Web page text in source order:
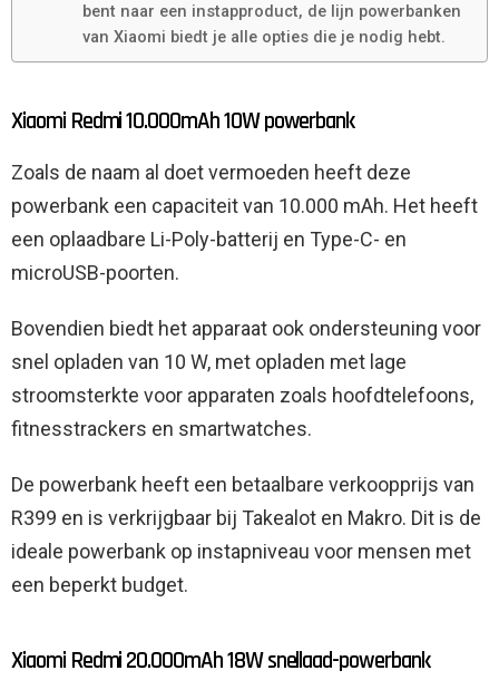
bent naar een instapproduct, de lijn powerbanken
van Xiaomi biedt je alle opties die je nodig hebt.
Xiaomi Redmi 10.000mAh 10W powerbank
Zoals de naam al doet vermoeden heeft deze
powerbank een capaciteit van 10.000 mAh. Het heeft
een oplaadbare Li-Poly-batterij en Type-C- en
microUSB-poorten.
Bovendien biedt het apparaat ook ondersteuning voor
snel opladen van 10 W, met opladen met lage
stroomsterkte voor apparaten zoals hoofdtelefoons,
fitnesstrackers en smartwatches.
De powerbank heeft een betaalbare verkoopprijs van
R399 en is verkrijgbaar bij Takealot en Makro. Dit is de
ideale powerbank op instapniveau voor mensen met
een beperkt budget.
Xiaomi Redmi 20.000mAh 18W snellaad-powerbank